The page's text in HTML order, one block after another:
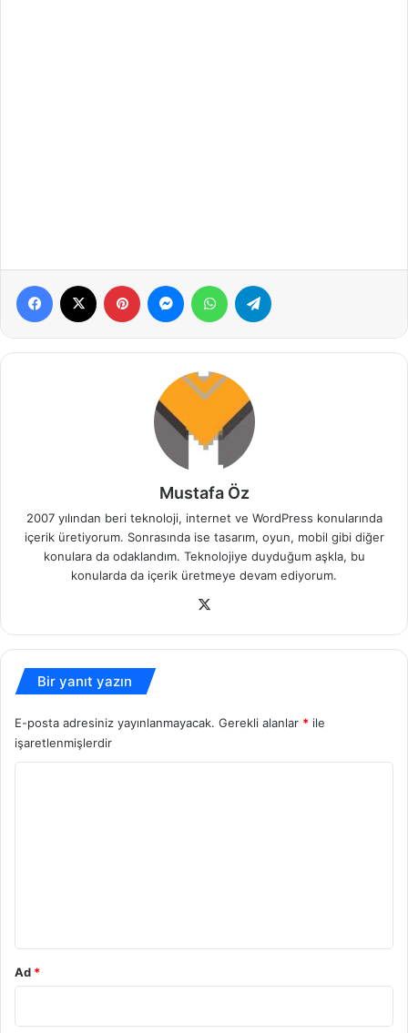
Facebook Pinterest MessengerWhatsApp
Mustafa Öz
2007 yılından beri teknoloji, internet ve WordPress konularında
içerik üretiyorum. Sonrasında ise tasarım, oyun, mobil gibi diğer
konulara da odaklandım. Teknolojiye duyduğum aşkla, bu
konularda da içerik üretmeye devam ediyorum.
Bir yanıt yazın
E-posta adresiniz yayınlanmayacak. Gerekli alanlar * ile
işaretlenmişlerdir
Ad *